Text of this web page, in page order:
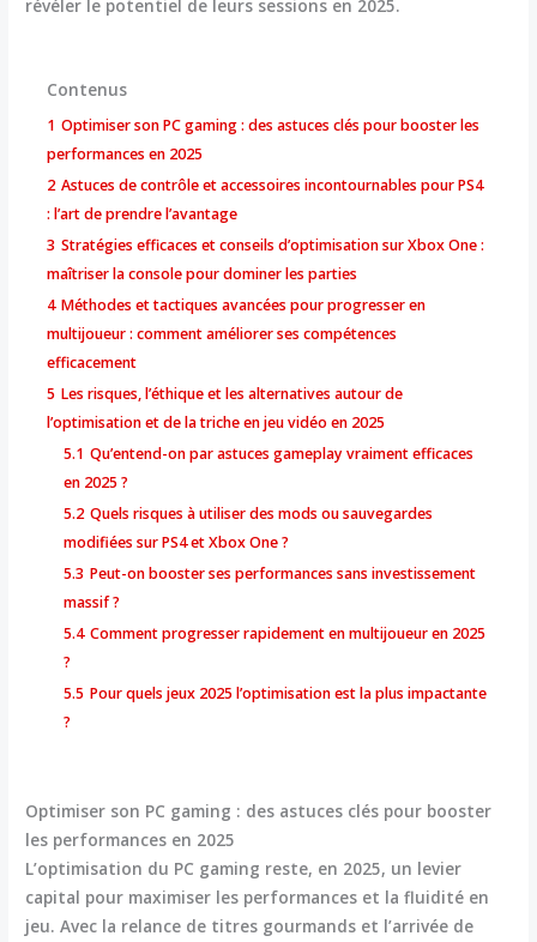
révéler le potentiel de leurs sessions en 2025.
Contenus
1 Optimiser son PC gaming : des astuces clés pour booster les
performances en 2025
2 Astuces de contrôle et accessoires incontournables pour PS4
: l’art de prendre l’avantage
3 Stratégies efficaces et conseils d’optimisation sur Xbox One :
maîtriser la console pour dominer les parties
4 Méthodes et tactiques avancées pour progresser en
multijoueur : comment améliorer ses compétences
efficacement
5 Les risques, l’éthique et les alternatives autour de
l’optimisation et de la triche en jeu vidéo en 2025
5.1 Qu’entend-on par astuces gameplay vraiment efficaces
en 2025 ?
5.2 Quels risques à utiliser des mods ou sauvegardes
modifiées sur PS4 et Xbox One ?
5.3 Peut-on booster ses performances sans investissement
massif ?
5.4 Comment progresser rapidement en multijoueur en 2025
?
5.5 Pour quels jeux 2025 l’optimisation est la plus impactante
?
Optimiser son PC gaming : des astuces clés pour booster
les performances en 2025
L’optimisation du PC gaming reste, en 2025, un levier
capital pour maximiser les performances et la fluidité en
jeu. Avec la relance de titres gourmands et l’arrivée de